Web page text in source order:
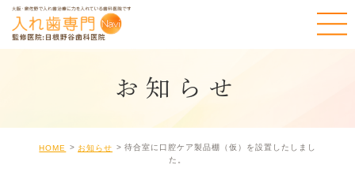
お知らせ
HOME お知らせ
待合室に口腔ケア製品棚（仮）を設置したしまし
た。